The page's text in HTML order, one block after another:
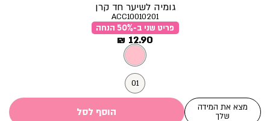
גומיה לשיער חד קרן
ACC10010201
פריט שני ב-50% הנחה
מחיר
מוצר
12.90 ₪
01
מצא את המידה
שלך
הוסף לסל